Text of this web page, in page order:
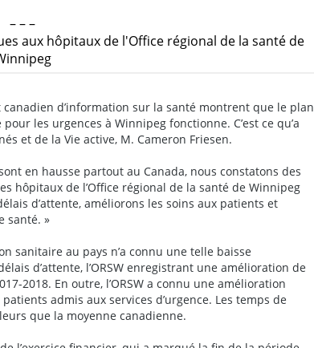
– – –
aux hôpitaux de l'Office régional de la santé de
d’information sur la santé montrent que le plan
les urgences à Winnipeg fonctionne. C’est ce qu’a
et de la Vie active, M. Cameron Friesen.
en hausse partout au Canada, nous constatons des
hôpitaux de l’Office régional de la santé de Winnipeg
d’attente, améliorons les soins aux patients et
santé. »
sanitaire au pays n’a connu une telle baisse
d’attente, l’ORSW enregistrant une amélioration de
2018. En outre, l’ORSW a connu une amélioration
admis aux services d’urgence. Les temps de
que la moyenne canadienne.